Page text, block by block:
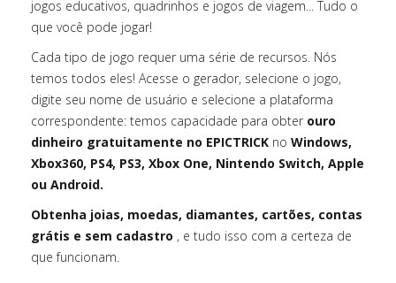
jogos educativos, quadrinhos e jogos de viagem... Tudo o
que você pode jogar!
Cada tipo de jogo requer uma série de recursos. Nós
temos todos eles! Acesse o gerador, selecione o jogo,
digite seu nome de usuário e selecione a plataforma
correspondente: temos capacidade para obter ouro
dinheiro gratuitamente no EPICTRICK no Windows,
Xbox360, PS4, PS3, Xbox One, Nintendo Switch, Apple
ou Android.
Obtenha joias, moedas, diamantes, cartões, contas
grátis e sem cadastro , e tudo isso com a certeza de
que funcionam.